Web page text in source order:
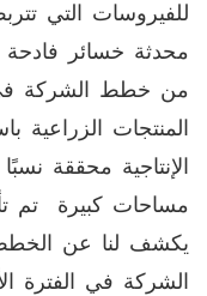
للفيروسات التي
محدثة خسائر فادحة
من خطط الشركة في
المنتجات الزراعية
الإنتاجية محققة
مساحات كبيرة تم
يكشف لنا عن الخطط
الشركة في الفترة